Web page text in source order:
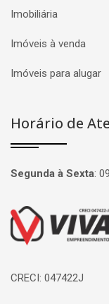
Imobiliária
Imóveis à venda
Imóveis para alugar
Horário de
Segunda à Sexta:
Página inicial
CRECI: 047422J